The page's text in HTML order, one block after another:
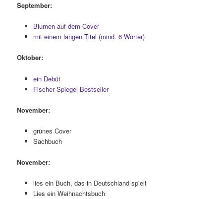
September:
Blumen auf dem Cover
mit einem langen Titel (mind. 6 Wörter)
Oktober:
ein Debüt
Fischer Spiegel Bestseller
November:
grünes Cover
Sachbuch
November:
lies ein Buch, das in Deutschland spielt
Lies ein Weihnachtsbuch